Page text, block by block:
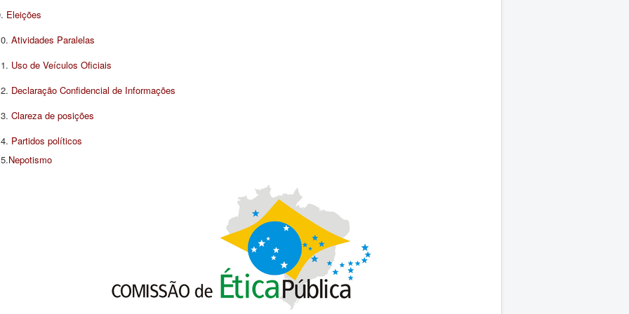
Eleições
Atividades Paralelas
Uso de Veículos Oficiais
Declaração Confidencial de Informações
Clareza de posições
Partidos políticos
Nepotismo